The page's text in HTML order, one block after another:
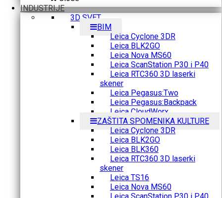
INDUSTRIJE
3D SVET
BIM
Leica Cyclone 3DR
Leica BLK2GO
Leica Nova MS60
Leica ScanStation P30 i P40
Leica RTC360 3D laserki
skener
Leica Pegasus:Two
Leica Pegasus:Backpack
Leica CloudWorx
ZAŠTITA SPOMENIKA KULTURE
Leica Cyclone 3DR
Leica BLK2GO
Leica BLK360
Leica RTC360 3D laserki
skener
Leica TS16
Leica Nova MS60